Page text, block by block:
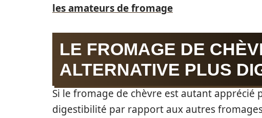
les amateurs de fromage
LE FROMAGE DE
ALTERNATIVE PLUS
Si le fromage de chèvre est autant apprécié
digestibilité par rapport aux autres